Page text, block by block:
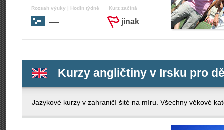
Rozsah výuky | Hodin týdně
—
Kurz začíná
jinak
Kurzy angličtiny v Irsku pro
Jazykové kurzy v zahraničí šité na míru. Všechny věkové